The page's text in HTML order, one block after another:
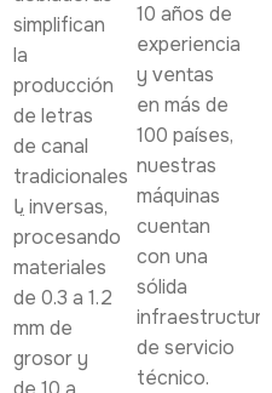
simplifican
la
producción
de letras
de canal
tradicionales
یا inversas,
procesando
materiales
de 0.3 a 1.2
mm de
grosor y
10 años de
experiencia
y ventas
en más de
100 países,
nuestras
máquinas
cuentan
con una
sólida
infraestructura
de servicio
técnico.